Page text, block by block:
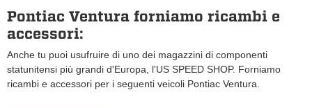
Pontiac Ventura forniamo ricambi e
accessori:
Anche tu puoi usufruire di uno dei magazzini di componenti
statunitensi più grandi d'Europa, l'US SPEED SHOP. Forniamo
ricambi e accessori per i seguenti veicoli Pontiac Ventura.